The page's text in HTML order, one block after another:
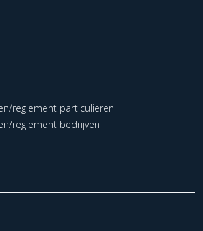
reglement particulieren
reglement bedrijven